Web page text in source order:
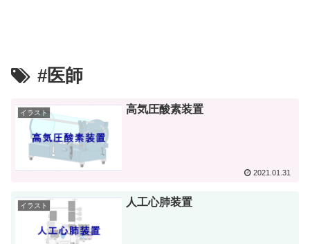
#医師
イラスト 高気圧酸素装置
2021.01.31
イラスト 人工心肺装置